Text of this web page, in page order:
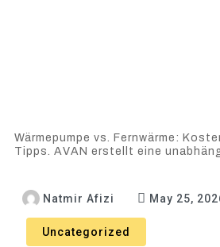
Wärmepumpe vs. Fernwärme:
Tipps. AVAN erstellt eine
Natmir Afizi May 25,
Uncategorized